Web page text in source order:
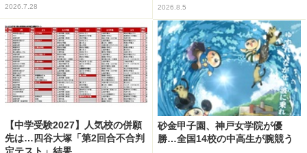
2026.7.28 2026.8.5
【中学受験2027】人気校の併願
先は…四谷大塚「第2回合不合判
砂金甲子園、神戸女学院が優
勝…全国14校の中高生が腕競う